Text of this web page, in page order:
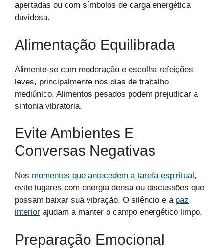
apertadas ou com símbolos de carga energética
duvidosa.
Alimentação Equilibrada
Alimente-se com moderação e escolha refeições
leves, principalmente nos dias de trabalho
mediúnico. Alimentos pesados podem prejudicar a
sintonia vibratória.
Evite Ambientes E
Conversas Negativas
Nos momentos que antecedem a tarefa espiritual ,
evite lugares com energia densa ou discussões que
possam baixar sua vibração. O silêncio e a paz
interior ajudam a manter o campo energético limpo.
Preparação Emocional